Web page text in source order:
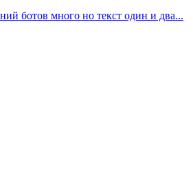
ботов много но текст один и два...